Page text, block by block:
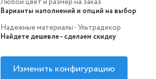
Любой цвет и размер на заказ
Варианты наполнений и опций на выбор
Надежные материалы - Ультрадекор
Найдете дешевле - сделаем скидку
Изменить конфигурацию